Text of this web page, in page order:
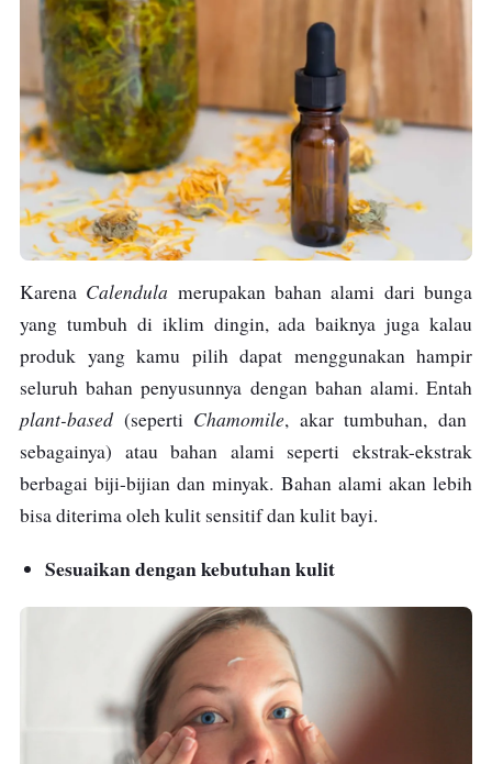
Karena Calendula merupakan bahan alami dari bunga
yang tumbuh di iklim dingin, ada baiknya juga kalau
produk yang kamu pilih dapat menggunakan hampir
seluruh bahan penyusunnya dengan bahan alami. Entah
plant-based(seperti Chamomile, akar tumbuhan, dan
sebagainya) atau bahan alami seperti ekstrak-ekstrak
berbagai biji-bijian dan minyak. Bahan alami akan lebih
bisa diterima oleh kulit sensitif dan kulit bayi.
Sesuaikan dengan kebutuhan kulit